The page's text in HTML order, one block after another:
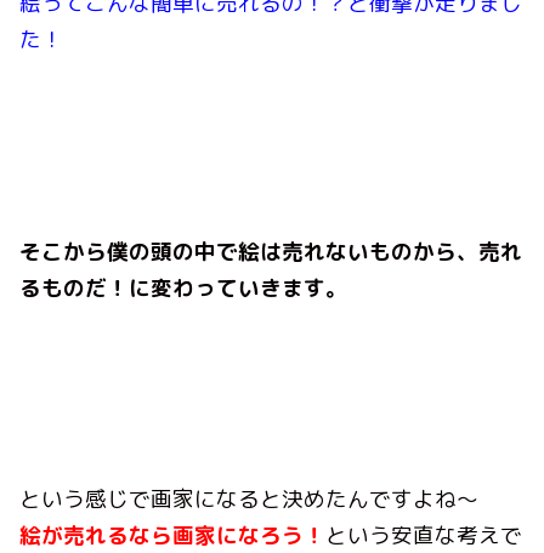
た！
そこから僕の頭の中で絵は売れないものから、売れ
るものだ！に変わっていきます。
という感じで画家になると決めたんですよね〜
絵が売れるなら画家になろう！ という安直な考えで